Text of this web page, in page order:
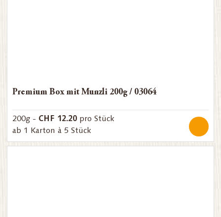
Premium Box mit Munzli 200g / 03064
200g - CHF 12.20 pro Stück
ab 1 Karton à 5 Stück